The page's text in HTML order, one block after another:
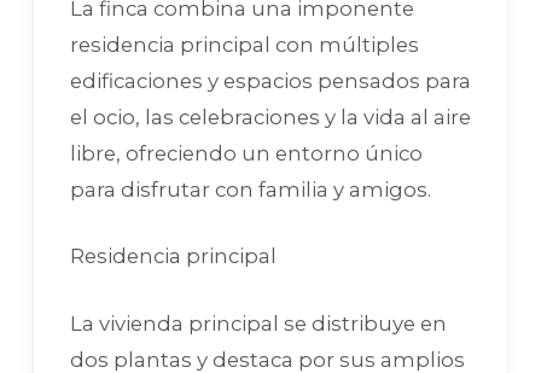
La finca combina una imponente
residencia principal con múltiples
edificaciones y espacios pensados para
el ocio, las celebraciones y la vida al aire
libre, ofreciendo un entorno único
para disfrutar con familia y amigos.
Residencia principal
La vivienda principal se distribuye en
dos plantas y destaca por sus amplios